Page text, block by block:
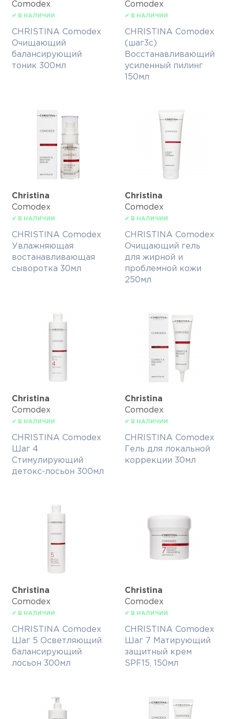
Comodex
✔ В НАЛИЧИИ
CHRISTINA Comodex
Очищающий
балансирующий
тоник 300мл
Comodex
✔ В НАЛИЧИИ
CHRISTINA Comodex
(шаг3с)
Восстанавливающий
усиленный пилинг
150мл
Christina
Comodex
✔ В НАЛИЧИИ
CHRISTINA Comodex
Увлажняющая
востанавливающая
сыворотка 30мл
Christina
Comodex
✔ В НАЛИЧИИ
CHRISTINA Comodex
Очищающий гель
для жирной и
проблемной кожи
250мл
Christina
Comodex
✔ В НАЛИЧИИ
CHRISTINA Comodex
Шаг 4
Стимулирующий
детокс-лосьон 300мл
Christina
Comodex
✔ В НАЛИЧИИ
CHRISTINA Comodex
Гель для локальной
коррекции 30мл
Christina
Comodex
✔ В НАЛИЧИИ
CHRISTINA Comodex
Шаг 5 Осветляющий
балансирующий
лосьон 300мл
Christina
Comodex
✔ В НАЛИЧИИ
CHRISTINA Comodex
Шаг 7 Матирующий
защитный крем
SPF15, 150мл